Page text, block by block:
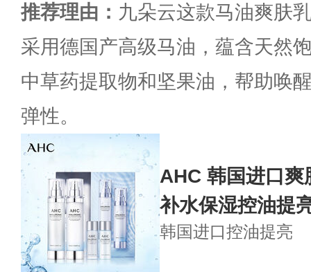
推荐理由： 九朵云这款马油爽肤
采用德国产高级马油，蕴含天然
中草药提取物和坚果油，帮助唤
弹性。
AHC 韩国进口
补水保湿控油提
韩国进口控油提亮